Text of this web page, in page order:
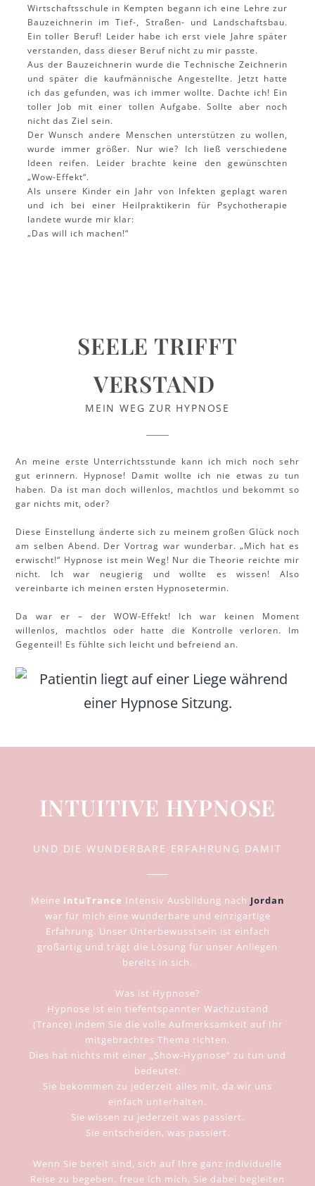
Wirtschaftsschule in Kempten begann ich eine Lehre zur
Bauzeichnerin im Tief-, Straßen- und Landschaftsbau.
Ein toller Beruf! Leider habe ich erst viele Jahre später
verstanden, dass dieser Beruf nicht zu mir passte.
Aus der Bauzeichnerin wurde die Technische Zeichnerin
und später die kaufmännische Angestellte. Jetzt hatte
ich das gefunden, was ich immer wollte. Dachte ich! Ein
toller Job mit einer tollen Aufgabe. Sollte aber noch
nicht das Ziel sein.
Der Wunsch andere Menschen unterstützen zu wollen,
wurde immer größer. Nur wie? Ich ließ verschiedene
Ideen reifen. Leider brachte keine den gewünschten
„Wow-Effekt“.
Als unsere Kinder ein Jahr von Infekten geplagt waren
und ich bei einer Heilpraktikerin für Psychotherapie
landete wurde mir klar:
„Das will ich machen!“
SEELE TRIFFT
VERSTAND
MEIN WEG ZUR HYPNOSE
An meine erste Unterrichtsstunde kann ich mich noch sehr
gut erinnern. Hypnose! Damit wollte ich nie etwas zu tun
haben. Da ist man doch willenlos, machtlos und bekommt so
gar nichts mit, oder?
Diese Einstellung änderte sich zu meinem großen Glück noch
am selben Abend. Der Vortrag war wunderbar. „Mich hat es
erwischt!“ Hypnose ist mein Weg! Nur die Theorie reichte mir
nicht. Ich war neugierig und wollte es wissen! Also
vereinbarte ich meinen ersten Hypnosetermin.
Da war er – der WOW-Effekt! Ich war keinen Moment
willenlos, machtlos oder hatte die Kontrolle verloren. Im
Gegenteil! Es fühlte sich leicht und befreiend an.
INTUITIVE HYPNOSE
UND DIE WUNDERBARE ERFAHRUNG DAMIT
Meine IntuTrance Intensiv Ausbildung nach Jordan
war für mich eine wunderbare und einzigartige
Erfahrung. Unser Unterbewusstsein ist einfach
großartig und trägt die Lösung für unser Anliegen
bereits in sich.
Was ist Hypnose?
Hypnose ist ein tiefentspannter Wachzustand
(Trance) indem Sie die volle Aufmerksamkeit auf Ihr
mitgebrachtes Thema richten.
Dies hat nichts mit einer „Show-Hypnose“ zu tun und
bedeutet:
Sie bekommen zu jederzeit alles mit, da wir uns
einfach unterhalten.
Sie wissen zu jederzeit was passiert.
Sie entscheiden, was passiert.
Wenn Sie bereit sind, sich auf Ihre ganz individuelle
Reise zu begeben, freue ich mich, Sie dabei begleiten